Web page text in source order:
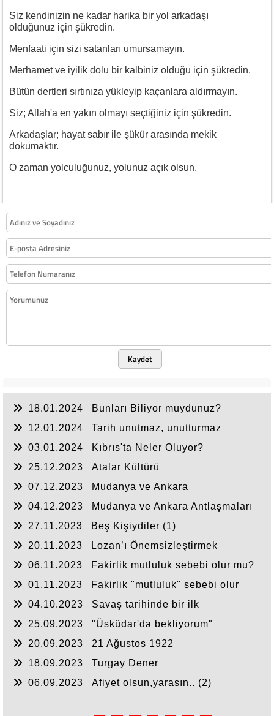
Siz kendinizin ne kadar harika bir yol arkadaşı
olduğunuz için şükredin.
Menfaati için sizi satanları umursamayın.
Merhamet ve iyilik dolu bir kalbiniz olduğu için şükredin.
Bütün dertleri sırtınıza yükleyip kaçanlara aldırmayın.
Siz; Allah'a en yakın olmayı seçtiğiniz için şükredin.
Arkadaşlar; hayat sabır ile şükür arasında mekik
dokumaktır.
O zaman yolculuğunuz, yolunuz açık olsun.
Kaydet
18.01.2024
Bunları Biliyor muydunuz?
12.01.2024
Tarih unutmaz, unutturmaz
03.01.2024
Kıbrıs'ta Neler Oluyor?
25.12.2023
Atalar Kültürü
07.12.2023
Mudanya ve Ankara
04.12.2023
Mudanya ve Ankara Antlaşmaları
27.11.2023
Beş Kişiydiler (1)
20.11.2023
Lozan’ı Önemsizleştirmek
06.11.2023
Fakirlik mutluluk sebebi olur mu?
01.11.2023
Fakirlik "mutluluk" sebebi olur
04.10.2023
Savaş tarihinde bir ilk
25.09.2023
"Üsküdar'da bekliyorum"
20.09.2023
21 Ağustos 1922
18.09.2023
Turgay Dener
06.09.2023
Afiyet olsun,yarasın.. (2)